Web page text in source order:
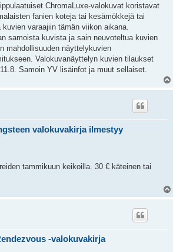
ChromaLuxe-valokuvat koristavat
fanien koteja tai kesämökkejä tai
varaajiin tämän viikon aikana.
samoista kuvista ja sain neuvoteltua kuvien
mahdollisuuden näyttelykuvien
Valokuvanäyttelyn kuvien tilaukset
Samoin YV lisäinfot ja muut sellaiset.
valokuvakirja ilmestyy
tammikuun keikoilla. 30 € käteinen tai
-valokuvakirja